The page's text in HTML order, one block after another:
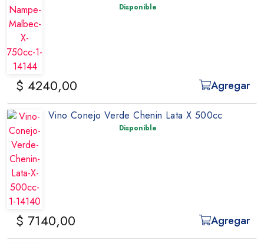
Disponible
$ 4240,00 Agregar
Vino Conejo Verde Chenin Lata X 500cc
Disponible
$ 7140,00 Agregar